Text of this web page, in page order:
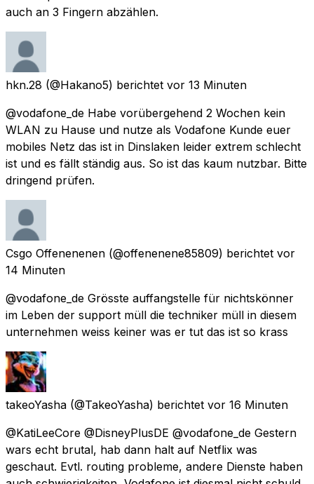
auch an 3 Fingern abzählen.
hkn.28 (@Hakano5) berichtet vor 13 Minuten
@vodafone_de Habe vorübergehend 2 Wochen kein
WLAN zu Hause und nutze als Vodafone Kunde euer
mobiles Netz das ist in Dinslaken leider extrem schlecht
ist und es fällt ständig aus. So ist das kaum nutzbar. Bitte
dringend prüfen.
Csgo Offenenenen (@offenenene85809) berichtet vor
14 Minuten
@vodafone_de Grösste auffangstelle für nichtskönner
im Leben der support müll die techniker müll in diesem
unternehmen weiss keiner was er tut das ist so krass
takeoYasha (@TakeoYasha) berichtet vor 16 Minuten
@KatiLeeCore @DisneyPlusDE @vodafone_de Gestern
wars echt brutal, hab dann halt auf Netflix was
geschaut. Evtl. routing probleme, andere Dienste haben